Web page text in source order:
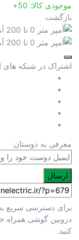
تا
200
آمپر
عقربه
ای
96*96
BEW
عدد
موجودی کالا: 50+
بازگشت
اشتراک در شبکه های
معرفی به دوستان
ارسال
برای دسترسی سریع
دروبین گوشی همراه
کنید.